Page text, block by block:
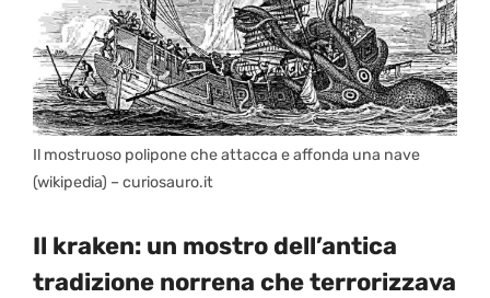
Il mostruoso polipone che attacca e affonda una nave
(wikipedia) – curiosauro.it
Il kraken: un mostro dell’antica
tradizione norrena che terrorizzava